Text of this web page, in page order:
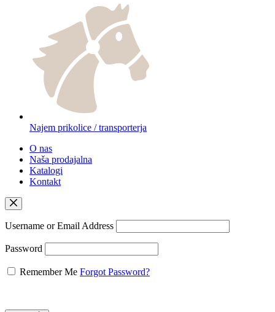
Najem prikolice / transporterja
O nas
Naša prodajalna
Katalogi
Kontakt
Username or Email Address
Password
Remember Me Forgot Password?